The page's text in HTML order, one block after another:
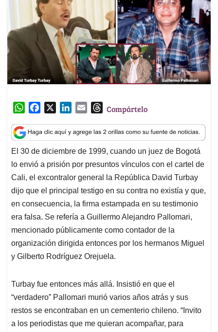
W
a
t
s
A
p
p
c
e
b
o
o
k
n
k
e
d
I
n
a
i
l
T
r
e
a
d
s
Compártelo
El 30 de diciembre de 1999, cuando un juez de Bogotá
lo envió a prisión por presuntos vínculos con el cartel de
Cali, el excontralor general la República David Turbay
dijo que el principal testigo en su contra no existía y que,
en consecuencia, la firma estampada en su testimonio
era falsa. Se refería a Guillermo Alejandro Pallomari,
mencionado públicamente como contador de la
organización dirigida entonces por los hermanos Miguel
y Gilberto Rodríguez Orejuela.
Turbay fue entonces más allá. Insistió en que el
“verdadero” Pallomari murió varios años atrás y sus
restos se encontraban en un cementerio chileno. “Invito
a los periodistas que me quieran acompañar, para